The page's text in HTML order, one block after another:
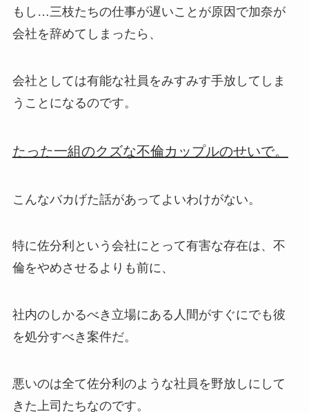
もし…三枝たちの仕事が遅いことが原因で加奈が
会社を辞めてしまったら、
会社としては有能な社員をみすみす手放してしま
うことになるのです。
たった一組のクズな不倫カップルのせいで。
こんなバカげた話があってよいわけがない。
特に佐分利という会社にとって有害な存在は、不
倫をやめさせるよりも前に、
社内のしかるべき立場にある人間がすぐにでも彼
を処分すべき案件だ。
悪いのは全て佐分利のような社員を野放しにして
きた上司たちなのです。